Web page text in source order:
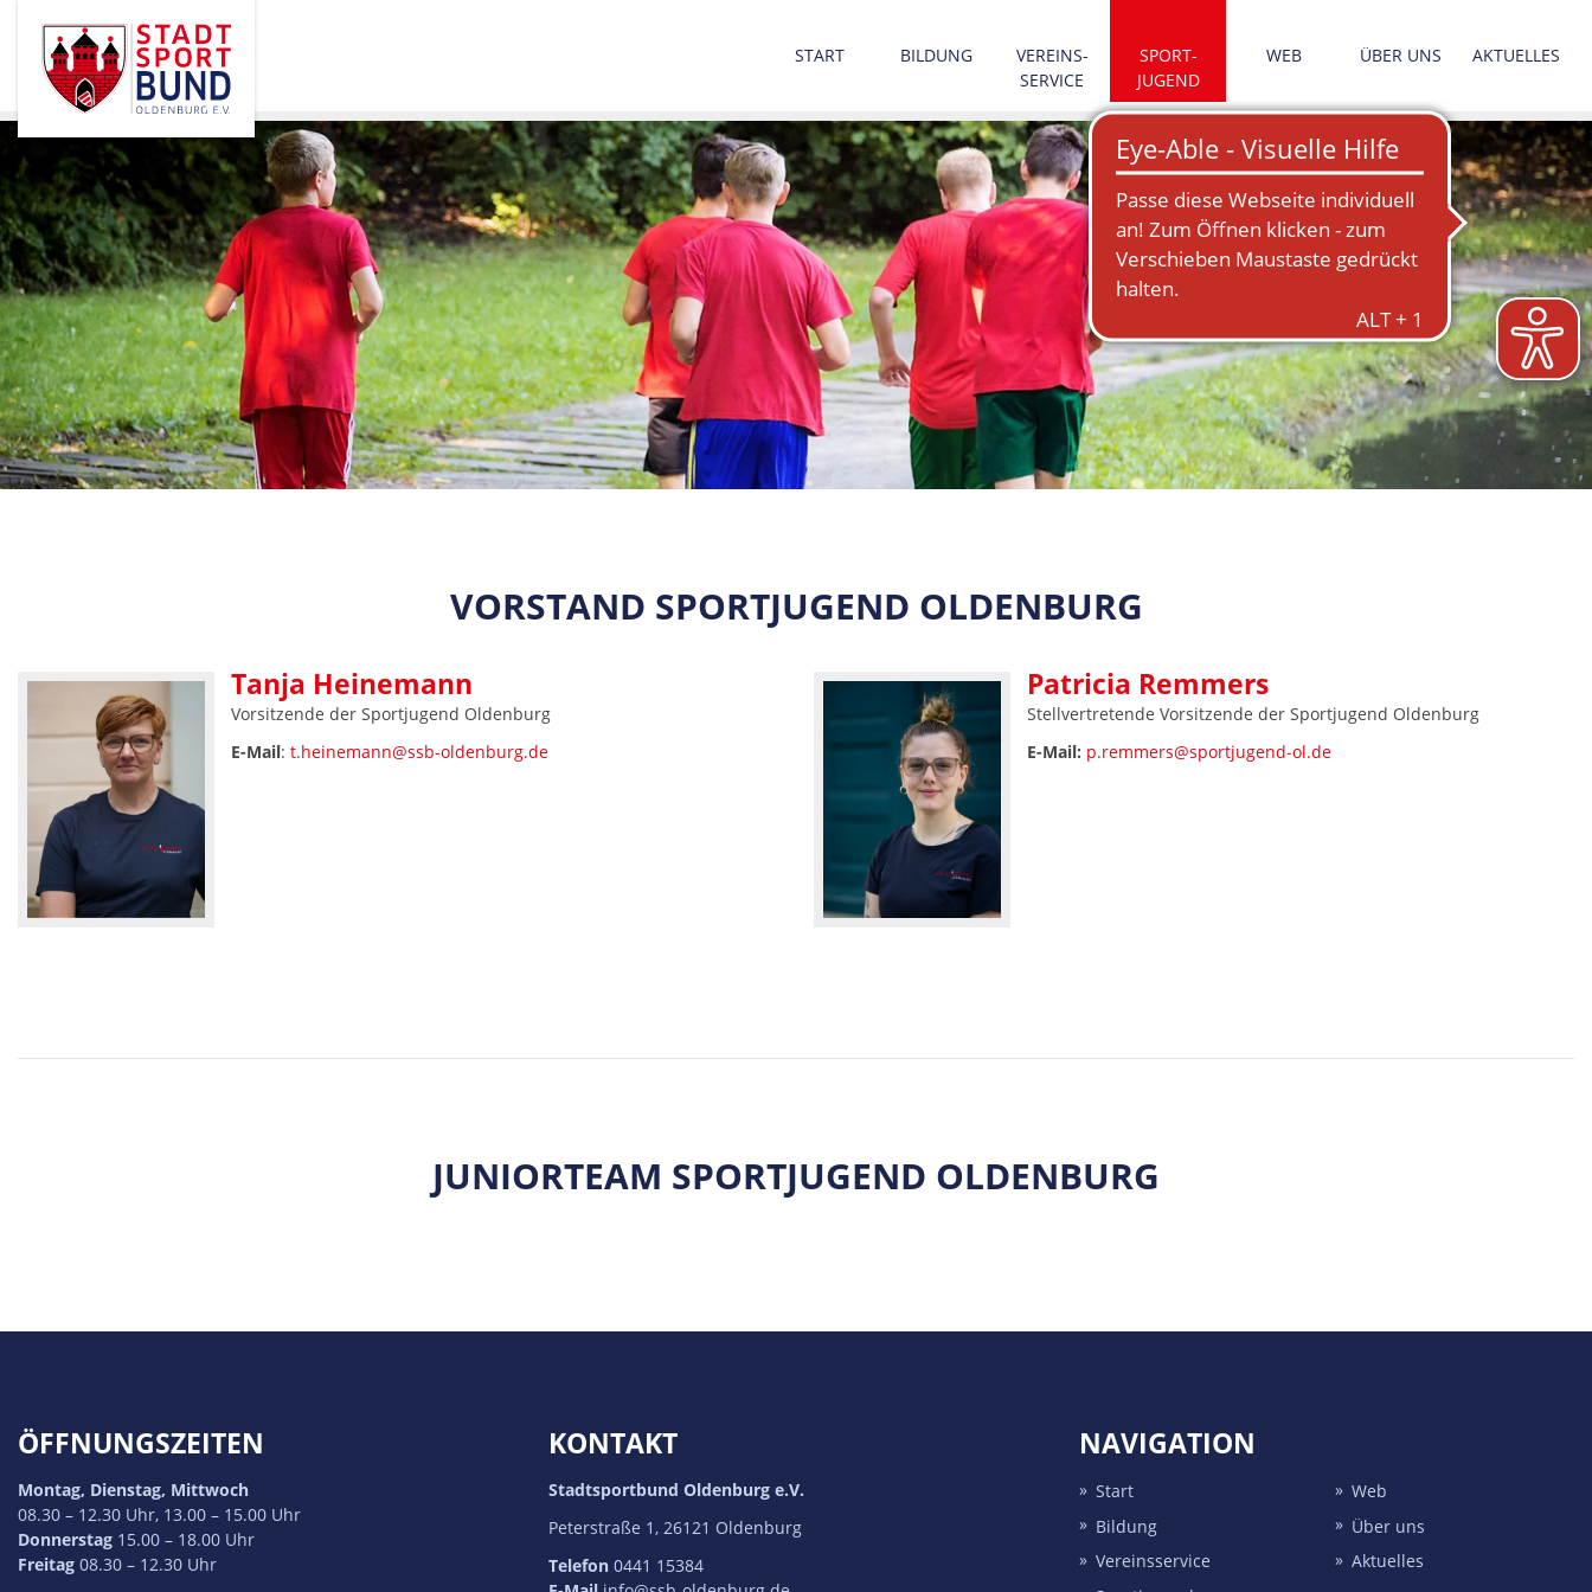
START BILDUNG
VEREINS­
SERVICE
SPORT­
JUGEND
WEB ÜBER UNS AKTUELLES
VORSTAND SPORTJUGEND OLDENBURG
Tanja Heinemann
Vorsitzende der Sportjugend Oldenburg
E-Mail: t.heinemann@ssb-oldenburg.de
Patricia Remmers
Stellvertretende Vorsitzende der Sportjugend Oldenburg
E-Mail: p.remmers@sportjugend-ol.de
JUNIORTEAM SPORTJUGEND OLDENBURG
ÖFFNUNGSZEITEN
Montag, Dienstag, Mittwoch
08.30 – 12.30 Uhr, 13.00 – 15.00 Uhr
Donnerstag 15.00 – 18.00 Uhr
Freitag 08.30 – 12.30 Uhr
KONTAKT
Stadtsportbund Oldenburg e.V.
Peterstraße 1, 26121 Oldenburg
Telefon0441 15384
NAVIGATION
Start
Bildung
Vereins­service
Web
Über uns
Aktuelles